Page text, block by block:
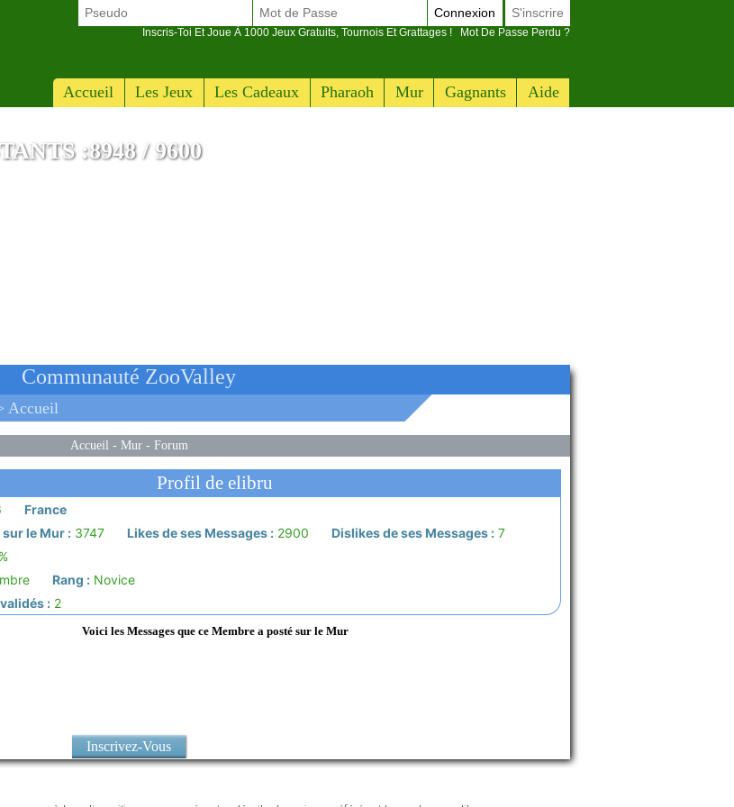
Accueil Les Jeux Les Cadeaux Pharaoh Mur Gagnants Aide
Connexion S'inscrire
Inscris-Toi Et Joue À 1000 Jeux Gratuits, Tournois Et Grattages ! Mot De Passe Perdu ?
:8948 / 9600
Communauté ZooValley
Accueil
Accueil - Mur- Forum
Profil de elibru
France
le Mur :3747 Likes de ses Messages :2900 Dislikes de ses Messages :7
Rang :Novice
:2
Voici les Messages que ce Membre a posté sur le Mur
Inscrivez-Vous